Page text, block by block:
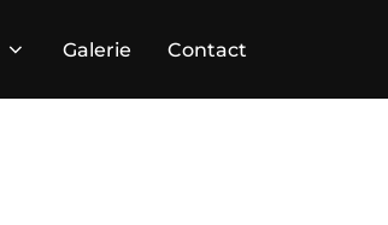
Galerie Contact